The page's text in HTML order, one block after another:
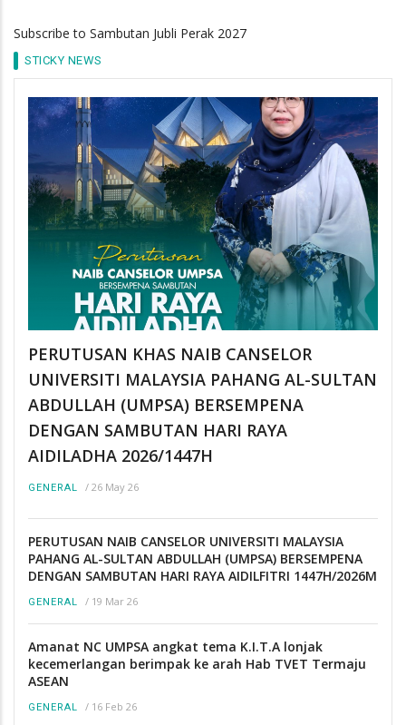
Subscribe to Sambutan Jubli Perak 2027
STICKY NEWS
PERUTUSAN KHAS NAIB CANSELOR
UNIVERSITI MALAYSIA PAHANG AL-SULTAN
ABDULLAH (UMPSA) BERSEMPENA
DENGAN SAMBUTAN HARI RAYA
AIDILADHA 2026/1447H
GENERAL / 26 May 26
PERUTUSAN NAIB CANSELOR UNIVERSITI MALAYSIA
PAHANG AL-SULTAN ABDULLAH (UMPSA) BERSEMPENA
DENGAN SAMBUTAN HARI RAYA AIDILFITRI 1447H/2026M
GENERAL / 19 Mar 26
Amanat NC UMPSA angkat tema K.I.T.A lonjak
kecemerlangan berimpak ke arah Hab TVET Termaju
ASEAN
GENERAL / 16 Feb 26